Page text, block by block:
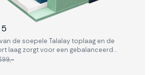
de soepele Talalay toplaag en de
laag zorgt voor een gebalanceerd
voor wie comfort en performance in één